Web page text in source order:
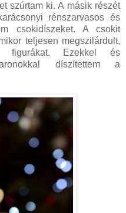
szúrtam ki. A másik részét
rénszarvasos és
csokidíszeket. A csokit
teljesen megszilárdult,
figurákat. Ezekkel és
díszítettem a